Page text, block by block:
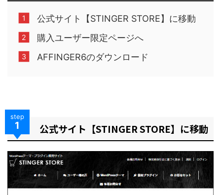
公式サイト【STINGER STORE】に移動
購入ユーザー限定ページへ
AFFINGER6のダウンロード
step
1 公式サイト【STINGER STORE】に移動